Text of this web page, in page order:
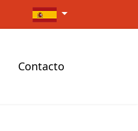
Seleccione su idioma
Contacto